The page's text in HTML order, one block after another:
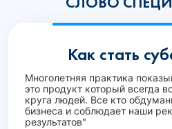
Как стать
Многолетняя практика
это продукт который всегда
круга людей. Все кто
бизнеса и соблюдает наши
результатов"